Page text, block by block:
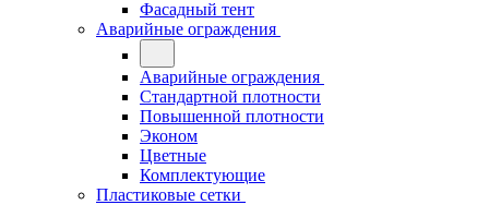
Фасадный тент
Аварийные ограждения
Аварийные ограждения
Стандартной плотности
Повышенной плотности
Эконом
Цветные
Комплектующие
Пластиковые сетки